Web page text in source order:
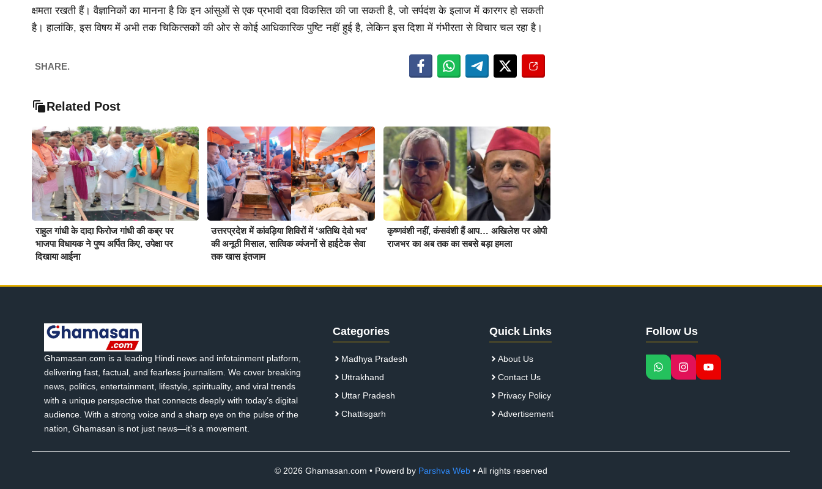
क्षमता रखती हैं। वैज्ञानिकों का मानना है कि इन आंसुओं से एक प्रभावी दवा विकसित की जा सकती है, जो सर्पदंश के इलाज में कारगर हो सकती
है। हालांकि, इस विषय में अभी तक चिकित्सकों की ओर से कोई आधिकारिक पुष्टि नहीं हुई है, लेकिन इस दिशा में गंभीरता से विचार चल रहा है।
SHARE.
Related Post
राहुल गांधी के दादा फिरोज गांधी की कब्र पर
भाजपा विधायक ने पुष्प अर्पित किए, उपेक्षा पर
दिखाया आईना
उत्तरप्रदेश में कांवड़िया शिविरों में ‘अतिथि देवो भव’
की अनूठी मिसाल, सात्विक व्यंजनों से हाईटेक सेवा
तक खास इंतजाम
कृष्णवंशी नहीं, कंसवंशी हैं आप… अखिलेश पर ओपी
राजभर का अब तक का सबसे बड़ा हमला
Ghamasan.com is a leading Hindi news and infotainment platform,
delivering fast, factual, and fearless journalism. We cover breaking
news, politics, entertainment, lifestyle, spirituality, and viral trends
with a unique perspective that connects deeply with today’s digital
audience. With a strong voice and a sharp eye on the pulse of the
nation, Ghamasan is not just news—it’s a movement.
Categories
Madhya Pradesh
Uttrakhand
Uttar Pradesh
Chattisgarh
Quick Links
About Us
Contact Us
Privacy Policy
Advertisement
Follow Us
© 2026 Ghamasan.com • Powerd by Parshva Web • All rights reserved